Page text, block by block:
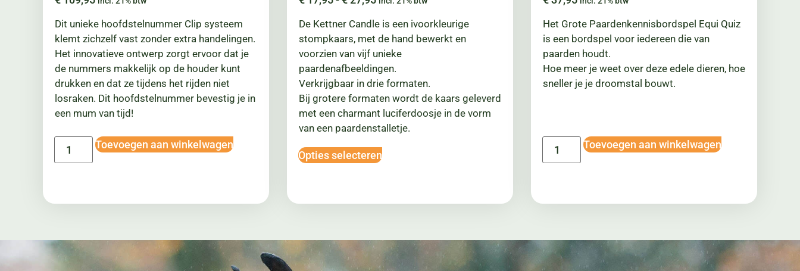
Dit unieke hoofdstelnummer Clip systeem
klemt zichzelf vast zonder extra handelingen.
Het innovatieve ontwerp zorgt ervoor dat je
de nummers makkelijk op de houder kunt
drukken en dat ze tijdens het rijden niet
losraken. Dit hoofdstelnummer bevestig je in
een mum van tijd!
Toevoegen aan winkelwagen
De Kettner Candle is een ivoorkleurige
stompkaars, met de hand bewerkt en
voorzien van vijf unieke
paardenafbeeldingen.
Verkrijgbaar in drie formaten.
Bij grotere formaten wordt de kaars geleverd
met een charmant luciferdoosje in de vorm
van een paardenstalletje.
Opties selecteren
Het Grote Paardenkennisbordspel Equi Quiz
is een bordspel voor iedereen die van
paarden houdt.
Hoe meer je weet over deze edele dieren, hoe
sneller je je droomstal bouwt.
Toevoegen aan winkelwagen